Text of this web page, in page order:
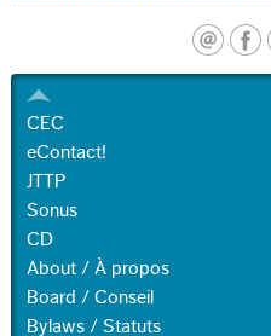
CEC
eContact!
JTTP
Sonus
CD
About / À propos
Board / Conseil
Bylaws / Statuts